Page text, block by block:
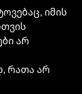
იმის
არ
რათა არ